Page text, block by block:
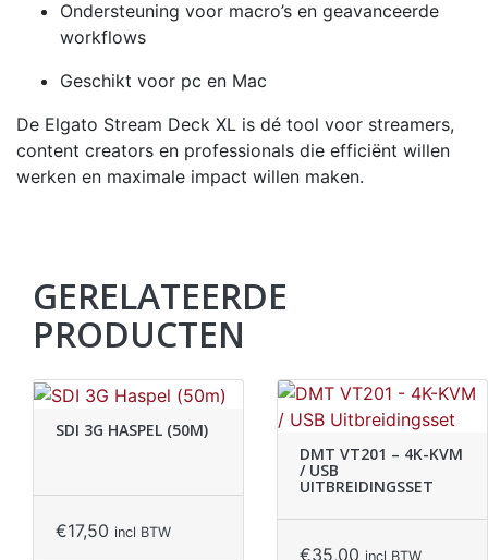
Ondersteuning voor macro’s en geavanceerde
workflows
Geschikt voor pc en Mac
De Elgato Stream Deck XL is dé tool voor streamers,
content creators en professionals die efficiënt willen
werken en maximale impact willen maken.
GERELATEERDE
PRODUCTEN
SDI 3G HASPEL (50M)
€17,50 incl BTW
DMT VT201 – 4K-KVM
/ USB
UITBREIDINGSSET
€35,00 incl BTW